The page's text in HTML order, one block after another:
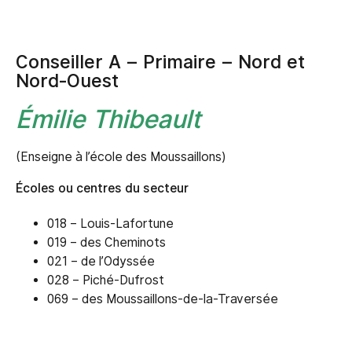
Conseiller A – Primaire – Nord et
Nord-Ouest
Émilie Thibeault
(Enseigne à l’école des Moussaillons)
Écoles ou centres du secteur
018 – Louis-Lafortune
019 – des Cheminots
021 – de l’Odyssée
028 – Piché-Dufrost
069 – des Moussaillons-de-la-Traversée